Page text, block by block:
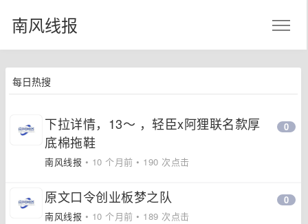
南风线报
每日热搜
下拉详情，13～ ，轻臣x阿狸联名歀厚
底棉拖鞋
南风线报 • 10 个月前 • 190 次点击
0
原文口令创业板梦之队
南风线报 • 10 个月前 • 189 次点击
0